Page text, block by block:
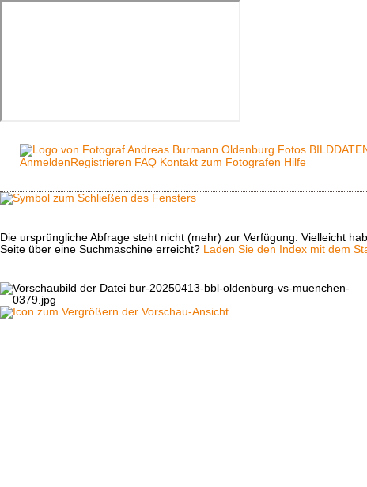
Anmelden Registrieren FAQ Kontakt zum Fotografen Hilfe
Die ursprüngliche Abfrage steht nicht (mehr) zur Verfügung. Vielleicht
Seite über eine Suchmaschine erreicht? Laden Sie den Index mit dem